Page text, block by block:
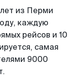
из Перми
каждую
рейсов и 10
самая
9000